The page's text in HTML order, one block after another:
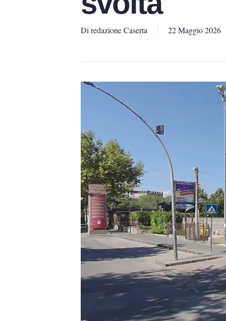
Di redazione Caserta 22 Maggio 2026